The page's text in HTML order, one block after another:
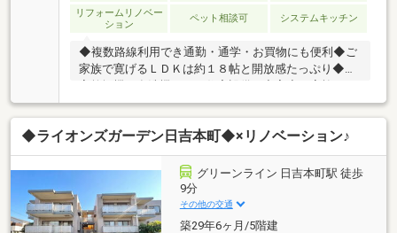
リフォームリノベー
ション
ペット相談可 システムキッチン
◆複数路線利用でき通勤・通学・お買物にも便利◆ご
家族で寛げるＬＤＫは約１８帖と開放感たっぷり◆浴
員ペットとの新生活が可能【株式会社リビングライ
フ】創業35年の信頼で未公開情報多数のリビングライ
フがご紹介します。宅建士×FP×住宅ローンアドバイザ
ーの資格を併せ持つ『ライフ・エキスパート・プラン
ナー』がお客様の老後も見据えたライフプランを無料
作成。お気軽にご相談下さい！☆物件のお問合せは
〈0120-049-006〉☆
◆ライオンズガーデン日吉本町◆×リノベーション♪
グリーンライン 日吉本町駅 徒歩
9分
その他の交通
築29年6ヶ月/5階建